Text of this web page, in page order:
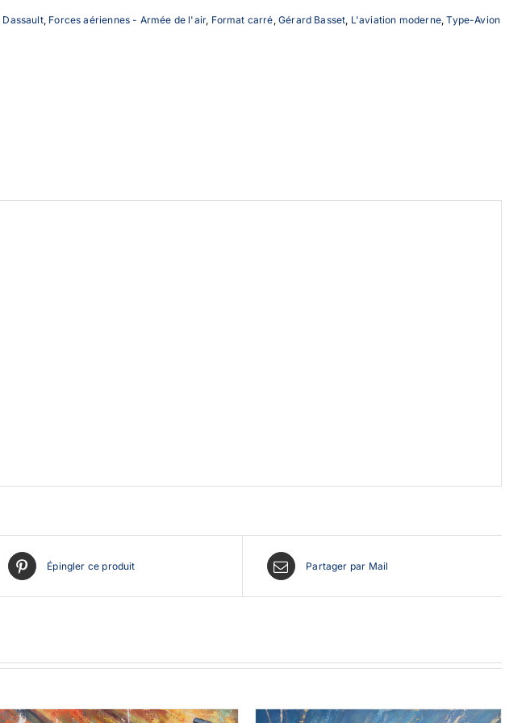
Dassault, Forces aériennes - Armée de l'air, Format carré,Gérard Basset, L'aviation moderne,Type-Avion
Épingler ce produit Partager par Mail